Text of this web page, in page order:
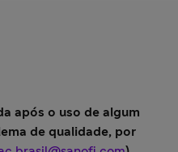
após o uso de algum
de qualidade, por